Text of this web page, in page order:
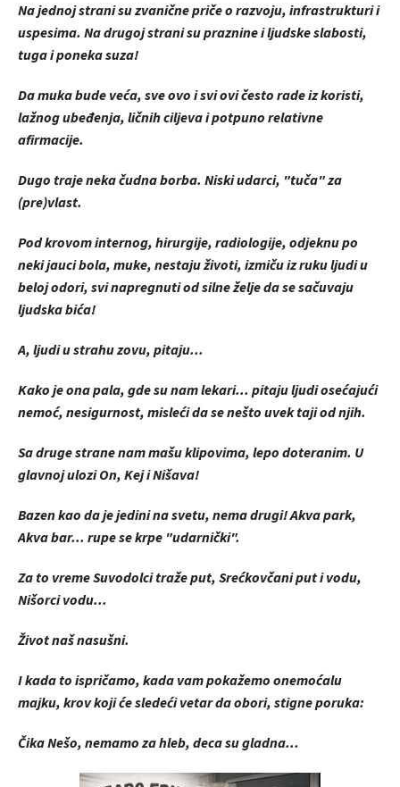
Na jednoj strani su zvanične priče o razvoju, infrastrukturi i
uspesima. Na drugoj strani su praznine i ljudske slabosti,
tuga i poneka suza!
Da muka bude veća, sve ovo i svi ovi često rade iz koristi,
lažnog ubeđenja, ličnih ciljeva i potpuno relativne
afirmacije.
Dugo traje neka čudna borba. Niski udarci, "tuča" za
(pre)vlast.
Pod krovom internog, hirurgije, radiologije, odjeknu po
neki jauci bola, muke, nestaju životi, izmiču iz ruku ljudi u
beloj odori, svi napregnuti od silne želje da se sačuvaju
ljudska bića!
A, ljudi u strahu zovu, pitaju...
Kako je ona pala, gde su nam lekari... pitaju ljudi osećajući
nemoć, nesigurnost, misleći da se nešto uvek taji od njih.
Sa druge strane nam mašu klipovima, lepo doteranim. U
glavnoj ulozi On, Kej i Nišava!
Bazen kao da je jedini na svetu, nema drugi! Akva park,
Akva bar... rupe se krpe "udarnički".
Za to vreme Suvodolci traže put, Srećkovčani put i vodu,
Nišorci vodu...
Život naš nasušni.
I kada to ispričamo, kada vam pokažemo onemoćalu
majku, krov koji će sledeći vetar da obori, stigne poruka:
Čika Nešo, nemamo za hleb, deca su gladna...